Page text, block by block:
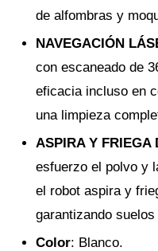
de alfombras y
NAVEGACIÓN
con escaneado de
eficacia incluso en
una limpieza
ASPIRA Y FRIEGA
esfuerzo el polvo y
el robot aspira y
garantizando
Color: Blanco.